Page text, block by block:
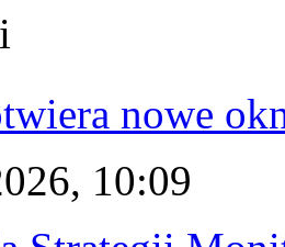
nowe
10:09